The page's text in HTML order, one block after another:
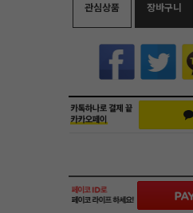
관심상품 장바구니